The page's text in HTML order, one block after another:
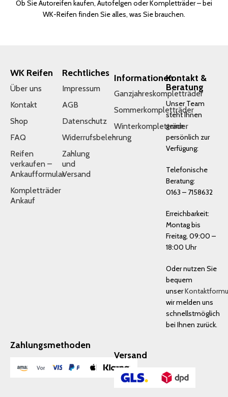
Ob Sie Autoreifen kaufen, Autofelgen oder Kompletträder – bei
WK-Reifen finden Sie alles, was Sie brauchen.
WK Reifen
Über uns
Kontakt
Shop
FAQ
Reifen
verkaufen –
Ankaufformular
Kompletträder
Ankauf
Rechtliches
Impressum
AGB
Datenschutz
Widerrufsbelehrung
Zahlung
und
Versand
Informationen
Ganzjahreskompletträder
Sommerkompletträder
Winterkompletträder
Kontakt &
Beratung
Unser Team
steht Ihnen
gerne
persönlich zur
Verfügung:
Telefonische
Beratung:
0163 – 7158632
Erreichbarkeit:
Montag bis
Freitag, 09:00 –
18:00 Uhr
Oder nutzen Sie
bequem
unser
wir melden uns
schnellstmöglich
bei Ihnen zurück.
Zahlungsmethoden
Versand